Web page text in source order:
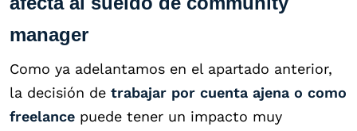
manager
Como ya adelantamos en el apartado anterior,
la decisión de trabajar por cuenta ajena o como
freelance puede tener un impacto muy